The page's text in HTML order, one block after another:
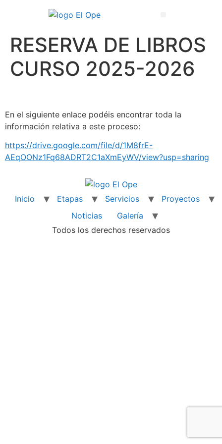
RESERVA DE LIBROS
CURSO 2025-2026
En el siguiente enlace podéis encontrar toda la
información relativa a este proceso:
https://drive.google.com/file/d/1M8frE-
AEqOONz1Fq68ADRT2C1aXmEyWV/view?usp=sharing
Inicio Etapas Servicios
Proyectos
Noticias
Galería
Todos los derechos reservados